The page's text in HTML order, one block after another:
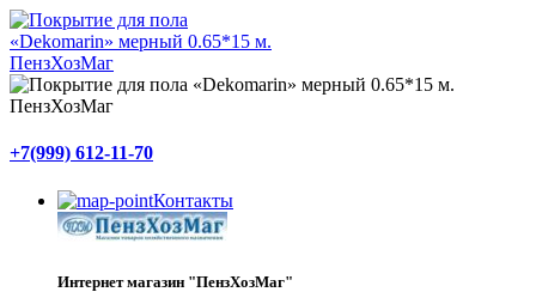
+7(999) 612-11-70
Контакты
Интернет магазин "ПензХозМаг"